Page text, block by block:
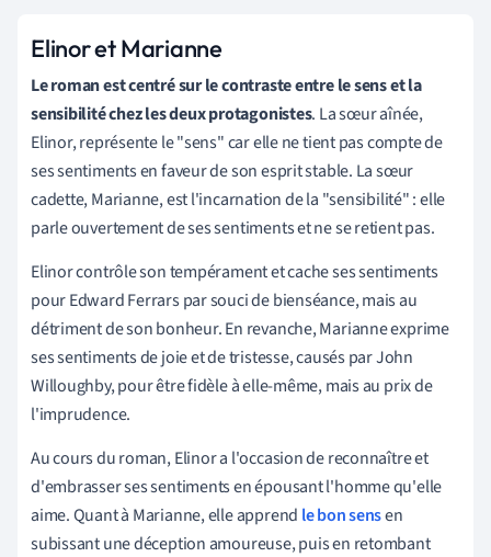
Elinor et Marianne
Le roman est centré sur le contraste entre le sens et la
sensibilité chez les deux protagonistes. La sœur aînée,
Elinor, représente le "sens"car elle ne tient pas compte de
ses sentiments en faveur de son esprit stable. La sœur
cadette, Marianne, est l'incarnation de la "sensibilité" : elle
parle ouvertement de ses sentiments et ne se retient pas.
Elinor contrôle son tempérament et cache ses sentiments
pour Edward Ferrars par souci de bienséance, mais au
détriment de son bonheur. En revanche, Marianne exprime
ses sentiments de joie et de tristesse, causés par John
Willoughby, pour être fidèle à elle-même, mais au prix de
l'imprudence.
Au cours du roman, Elinor a l'occasion de reconnaître et
d'embrasser ses sentiments en épousant l'homme qu'elle
aime. Quant à Marianne, elle apprend le bon sensen
subissant une déception amoureuse, puis en retombant